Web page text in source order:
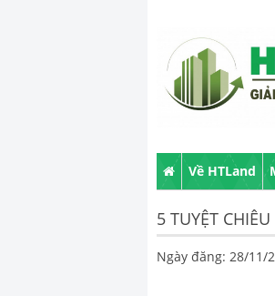
Về HTLand
5 TUYỆT
Ngày đăng: 28/11/